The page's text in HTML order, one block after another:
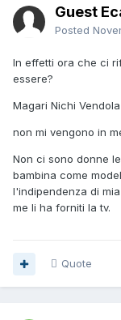
Guest
Posted
In effetti ora che ci
essere?
Magari Nichi
non mi vengono in
Non ci sono donne
bambina come
l'indipendenza di
me li ha forniti la tv.
Quote